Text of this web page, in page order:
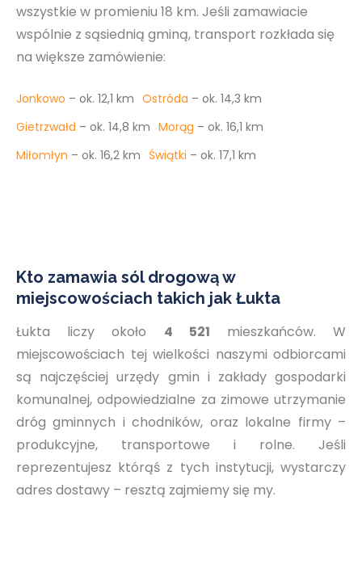
wszystkie w promieniu 18 km. Jeśli zamawiacie
wspólnie z sąsiednią gminą, transport rozkłada się
na większe zamówienie:
Jonkowo – ok. 12,1 km Ostróda – ok. 14,3 km
Gietrzwałd – ok. 14,8 km Morąg – ok. 16,1 km
Miłomłyn – ok. 16,2 km Świątki – ok. 17,1 km
Kto zamawia sól drogową w
miejscowościach takich jak Łukta
Łukta liczy około 4 521 mieszkańców. W
miejscowościach tej wielkości naszymi odbiorcami
są najczęściej urzędy gmin i zakłady gospodarki
komunalnej, odpowiedzialne za zimowe utrzymanie
dróg gminnych i chodników, oraz lokalne firmy –
produkcyjne, transportowe i rolne. Jeśli
reprezentujesz którąś z tych instytucji, wystarczy
adres dostawy – resztą zajmiemy się my.